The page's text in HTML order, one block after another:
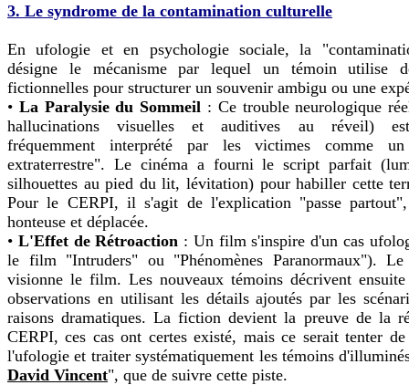
3. Le syndrome de la contamination culturelle
En ufologie et en psychologie sociale, la
désigne le mécanisme par lequel un témoin utilise
fictionnelles pour structurer un souvenir ambigu ou une
• La Paralysie du Sommeil : Ce trouble neurologique
hallucinations visuelles et auditives au réveil)
fréquemment interprété par les victimes comme un
extraterrestre". Le cinéma a fourni le script parfait
silhouettes au pied du lit, lévitation) pour habiller cette
Pour le CERPI, il s'agit de l'explication "passe
honteuse et déplacée.
• L'Effet de Rétroaction : Un film s'inspire d'un cas
le film "Intruders" ou "Phénomènes Paranormaux").
visionne le film. Les nouveaux témoins décrivent
observations en utilisant les détails ajoutés par les
raisons dramatiques. La fiction devient la preuve de la
CERPI, ces cas ont certes existé, mais ce serait tenter
l'ufologie et traiter systématiquement les témoins
David Vincent", que de suivre cette piste.